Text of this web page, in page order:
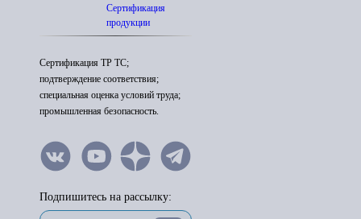
Сертификация
продукции
Сертификация ТР ТС;
подтверждение соответствия;
специальная оценка условий труда;
промышленная безопасность.
Подпишитесь на рассылку: